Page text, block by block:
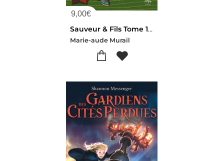
9,00€
Sauveur & Fils Tome 1 : Sur Rendez-vous
Marie-aude Murail